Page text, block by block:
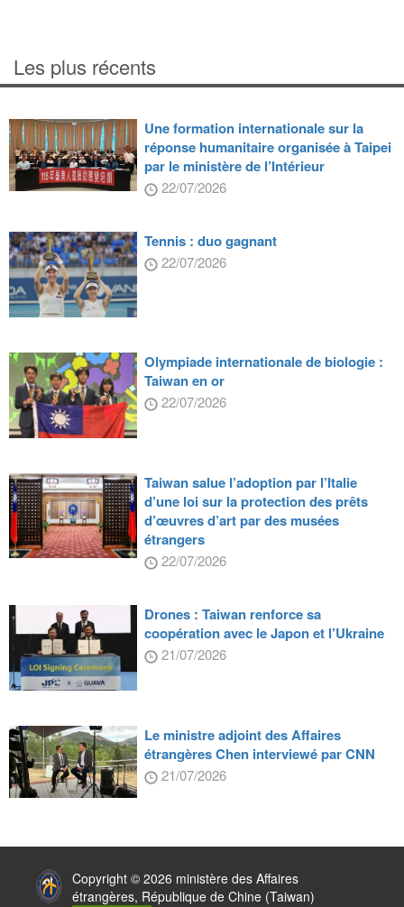
Les plus récents
Une formation internationale sur la
réponse humanitaire organisée à Taipei
par le ministère de l’Intérieur
22/07/2026
Tennis : duo gagnant
22/07/2026
Olympiade internationale de biologie :
Taiwan en or
22/07/2026
Taiwan salue l’adoption par l’Italie
d’une loi sur la protection des prêts
d’œuvres d’art par des musées
étrangers
22/07/2026
Drones : Taiwan renforce sa
coopération avec le Japon et l’Ukraine
21/07/2026
Le ministre adjoint des Affaires
étrangères Chen interviewé par CNN
21/07/2026
Copyright © 2026 ministère des Affaires
étrangères, République de Chine (Taiwan)